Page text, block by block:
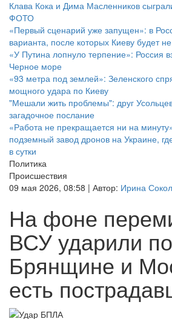
Клава Кока и Дима Масленников
ФОТО
«Первый сценарий уже запущен»: в
варианта, после которых Киеву будет
«У Путина лопнуло терпение»: Россия
Черное море
«93 метра под землей»: Зеленского
мощного удара по Киеву
"Мешали жить проблемы": друг
загадочное послание
«Работа не прекращается ни на
подземный завод дронов на Украине,
в сутки
Политика
Происшествия
09 мая 2026, 08:58 | Автор: Ирина Сокол
На фоне
ВСУ ударили по
Брянщине и
есть